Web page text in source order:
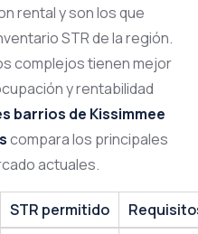
rental y son los que
STR de la región.
complejos tienen mejor
y rentabilidad
barrios de Kissimmee
compara los principales
actuales.
STR permitido